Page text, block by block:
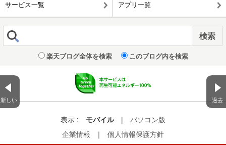
新しい 過去
サービス一覧 アプリ一覧
楽天ブログ全体を検索 このブログ内を検索
表示 : モバイル |
パソコン版
企業情報
｜ 個人情報保護方針